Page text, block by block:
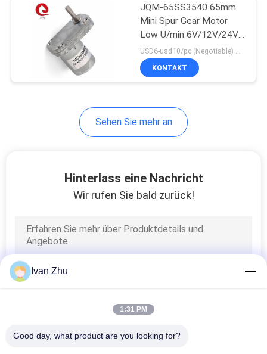
Gebläse
Deuterium-Lampen-
BLDC-Motor-Treiber-
IC
Ventil
JQM-65SS3540 65mm
Mini Spur Gear Motor
Low U/min 6V/12V/24V
DC-Getriebe-Motor für
Automatisierungs-
Ausrüstung
USD6-usd10/pc (Negotiable) MOQ:50PCS
KONTAKT
Sehen Sie mehr an
Hinterlass eine Nachricht
Wir rufen Sie bald zurück!
Ivan Zhu
1:31 PM
Good day, what product are you looking for?